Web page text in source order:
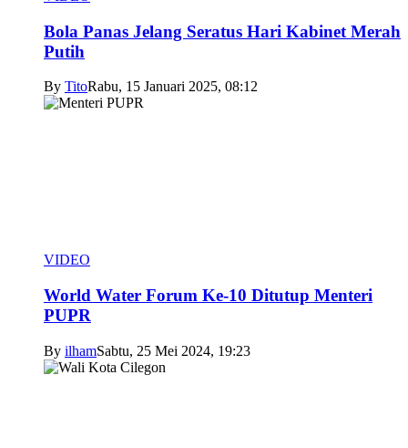
Bola Panas Jelang Seratus Hari Kabinet Merah
Putih
By TitoRabu, 15 Januari 2025, 08:12
VIDEO
World Water Forum Ke-10 Ditutup Menteri
PUPR
By ilhamSabtu, 25 Mei 2024, 19:23